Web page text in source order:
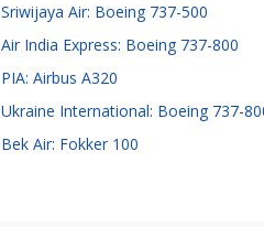
Sriwijaya Air: Boeing 737-500
Air India Express: Boeing 737-800
PIA: Airbus A320
Ukraine International: Boeing 737-
Bek Air: Fokker 100